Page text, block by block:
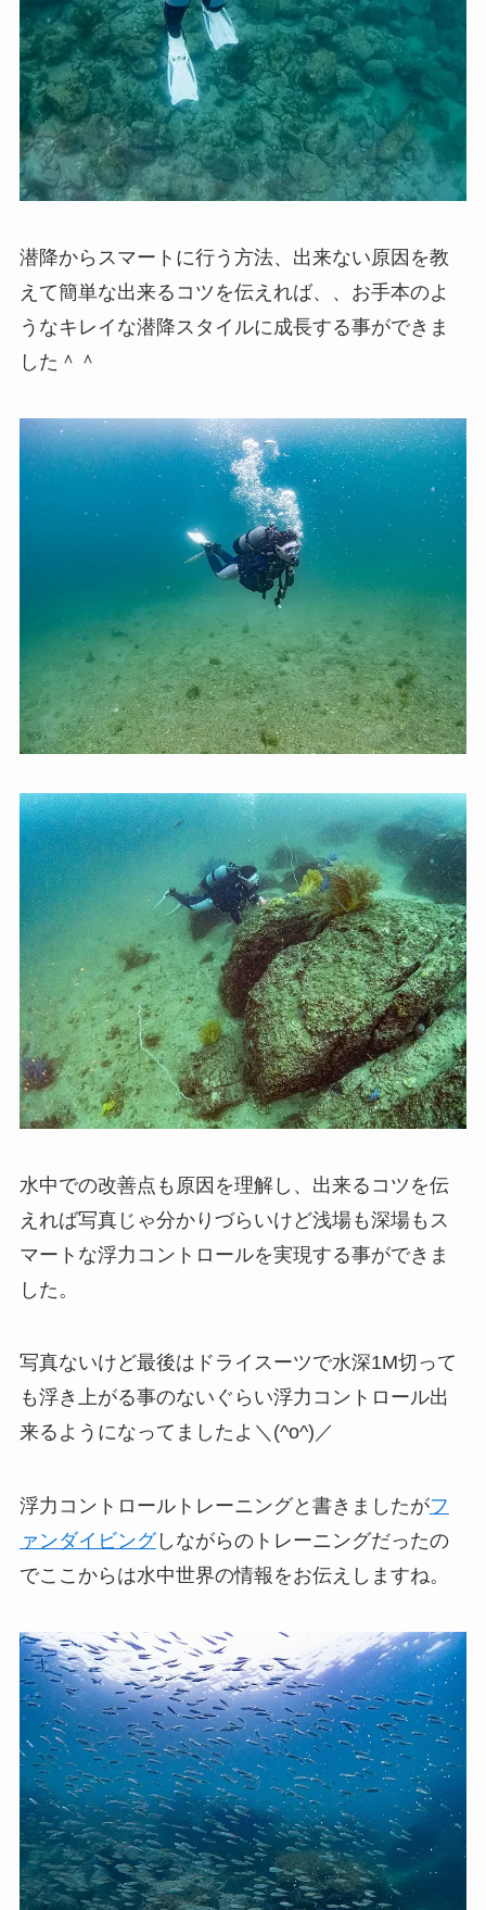
潜降からスマートに行う方法、出来ない原因を教
えて簡単な出来るコツを伝えれば、、お手本のよ
うなキレイな潜降スタイルに成長する事ができま
した＾＾
水中での改善点も原因を理解し、出来るコツを伝
えれば写真じゃ分かりづらいけど浅場も深場もス
マートな浮力コントロールを実現する事ができま
した。
写真ないけど最後はドライスーツで水深1M切って
も浮き上がる事のないぐらい浮力コントロール出
来るようになってましたよ＼(^o^)／
浮力コントロールトレーニングと書きましたがフ
ァンダイビングしながらのトレーニングだったの
でここからは水中世界の情報をお伝えしますね。